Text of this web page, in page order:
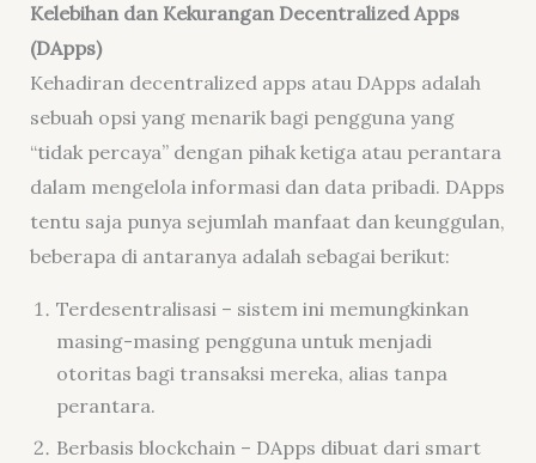
Kelebihan dan Kekurangan Decentralized Apps
(DApps)
Kehadiran decentralized apps atau DApps adalah
sebuah opsi yang menarik bagi pengguna yang
“tidak percaya” dengan pihak ketiga atau perantara
dalam mengelola informasi dan data pribadi. DApps
tentu saja punya sejumlah manfaat dan keunggulan,
beberapa di antaranya adalah sebagai berikut:
Terdesentralisasi – sistem ini memungkinkan
masing-masing pengguna untuk menjadi
otoritas bagi transaksi mereka, alias tanpa
perantara.
Berbasis blockchain – DApps dibuat dari smart